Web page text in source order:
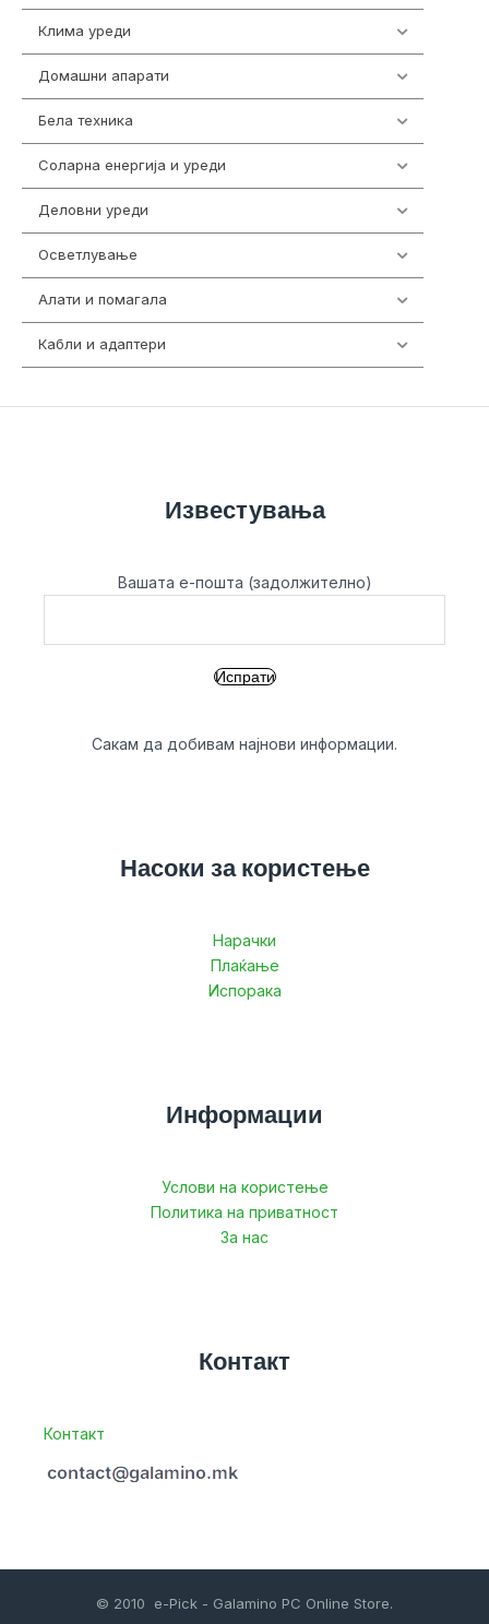
Клима уреди
Домашни апарати
Бела техника
Соларна енергија и уреди
Деловни уреди
Осветлување
Алати и помагала
Кабли и адаптери
Известувања
Вашата е-пошта (задолжително)
Сакам да добивам најнови информации.
Насоки за користење
Нарачки
Плаќање
Испорака
Информации
Услови на користење
Политика на приватност
За нас
Контакт
Контакт
© 2010 e-Pick - Galamino PC Online Store.